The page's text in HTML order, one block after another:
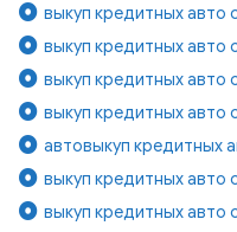
выкуп кредитных авто
выкуп кредитных авто
выкуп кредитных
выкуп кредитных авто
автовыкуп кредитных
выкуп кредитных авто
выкуп кредитных авто